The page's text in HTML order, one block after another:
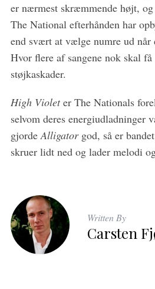
er nærmest skræmmende højt,
The National efterhånden har
end svært at vælge numre ud når
Hvor flere af sangene nok skal
støjkaskader.
High Violeter The Nationals
selvom deres energiudladninger
gjordeAlligator god, så er
skruer lidt ned og lader melodi
Written By
Carsten